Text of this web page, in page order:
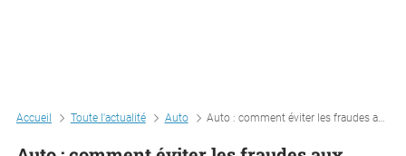
Accueil Toute l'actualité Auto Auto : comment éviter les fraudes aux réparations ?